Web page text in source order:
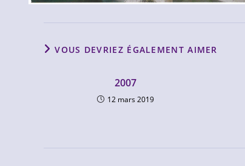
VOUS DEVRIEZ ÉGALEMENT AIMER
2007
12 mars 2019